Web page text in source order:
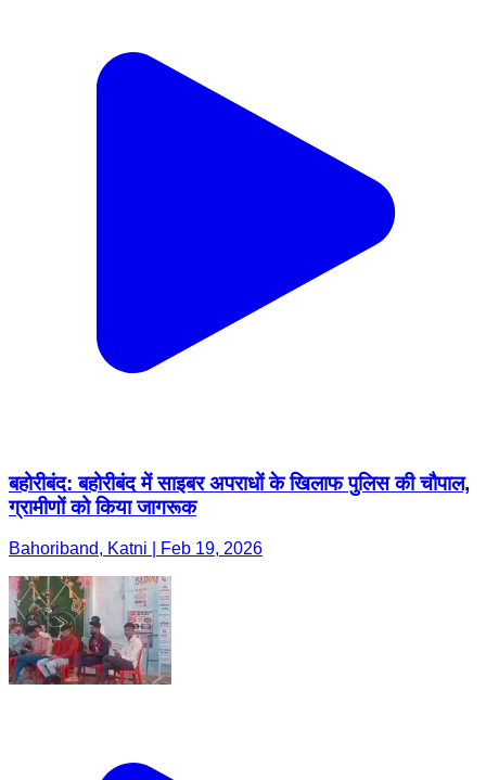
बहोरीबंद: बहोरीबंद में साइबर अपराधों के खिलाफ पुलिस की चौपाल,
ग्रामीणों को किया जागरूक
Bahoriband, Katni | Feb 19, 2026